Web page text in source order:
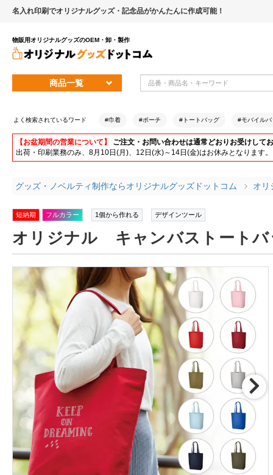
名入れ印刷でオリジナルグッズ・記念品がかんたんに作成可能！
物販用オリジナルグッズのOEM・卸・製作
商品一覧
よく検索されているワード #巾着 #ポーチ #トートバッグ #モバイル
【お盆期間の営業について】
ご注文・お問い合わせは通常どおりお受けして
出荷・印刷業務のみ、8月10日(月)、12日(水)～14日(金)はお休みとなります
グッズ・ノベルティ制作ならオリジナルグッズドットコム オリ
短納期 フルカラー 1個から作れる デザインツール
オリジナル キャンバストート